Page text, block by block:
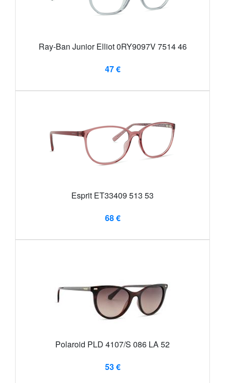
Ray-Ban Junior Elliot 0RY9097V 7514 46
47 €
Esprit ET33409 513 53
68 €
Polaroid PLD 4107/S 086 LA 52
53 €